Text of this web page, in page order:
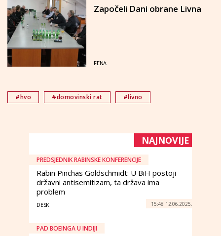
Započeli Dani obrane Livna
FENA
#hvo #domovinski rat #livno
NAJNOVIJE
PREDSJEDNIK RABINSKE KONFERENCIJE
Rabin Pinchas Goldschmidt: U BiH postoji
državni antisemitizam, ta država ima
problem
DESK 15:48 12.06.2025.
PAD BOEINGA U INDIJI